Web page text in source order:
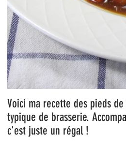
Voici ma recette des pieds
typique de brasserie.
c'est juste un régal !